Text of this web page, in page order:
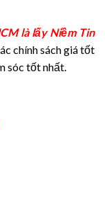
là lấy Niềm Tin
chính sách giá tốt
sóc tốt nhất.